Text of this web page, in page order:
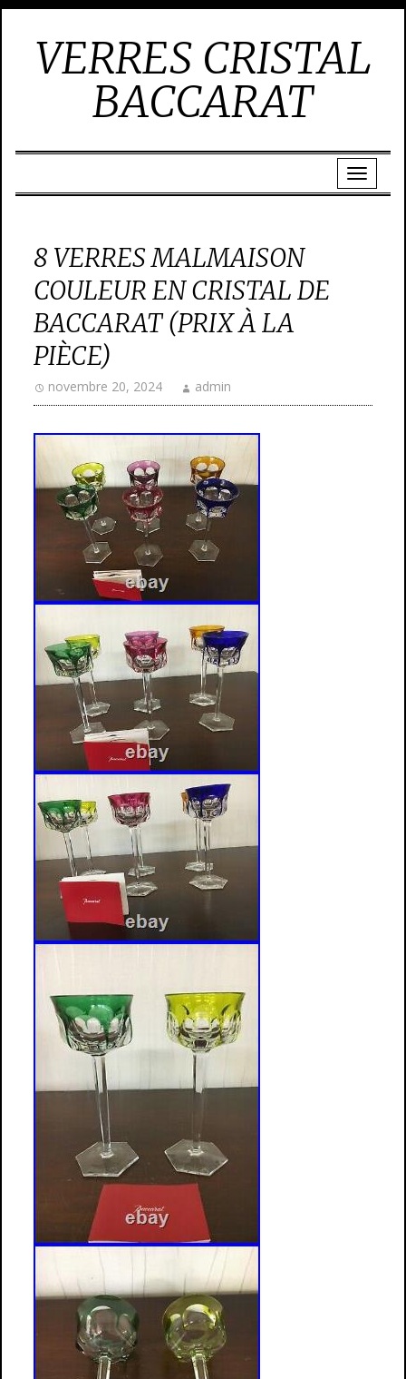
VERRES CRISTAL
BACCARAT
8 VERRES MALMAISON
COULEUR EN CRISTAL DE
BACCARAT (PRIX À LA
PIÈCE)
novembre 20, 2024 admin